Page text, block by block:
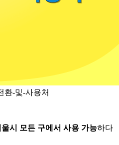
환-및-사용처
시 모든 구에서 사용 가능하다